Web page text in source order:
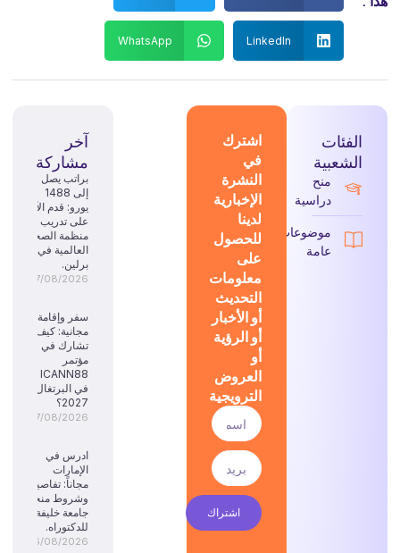
LinkedIn
WhatsApp
الفئات
الشعبية
منح
دراسية
موضوعات
عامة
اشترك
النشرة
الإخبارية
للحصول
على
معلومات
التحديث
أو الأخبار
أو الرؤية
العروض
الترويجية
اشتراك
آخر
مشاركة
براتب يصل
إلى 1488
يورو: قدم الآن
على تدريب
منظمة الصحة
العالمية في
برلين.
07/08/2026
سفر وإقامة
مجانية: كيف
تشارك في
مؤتمر
ICANN88
في البرتغال
2027؟
07/08/2026
ادرس في
الإمارات
مجاناً: تفاصيل
وشروط منحة
جامعة خليفة
للدكتوراه.
06/08/2026